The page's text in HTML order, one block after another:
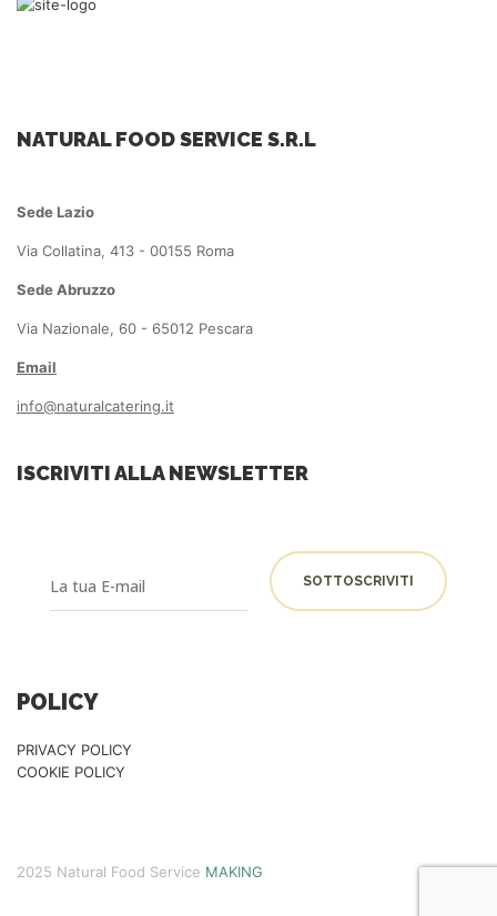
NATURAL FOOD SERVICE S.R.L
Sede Lazio
Via Collatina, 413 - 00155 Roma
Sede Abruzzo
Via Nazionale, 60 - 65012 Pescara
Email
info@naturalcatering.it
ISCRIVITI ALLA NEWSLETTER
POLICY
PRIVACY POLICY
COOKIE POLICY
2025 Natural Food Service MAKING